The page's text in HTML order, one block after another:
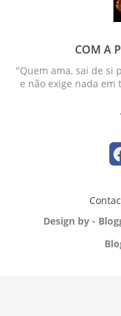
COM A
"Quem ama, sai de si
e não exige nada em
Design by -